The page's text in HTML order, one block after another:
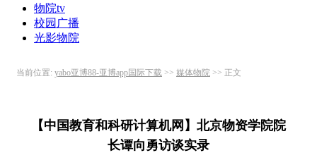
物院tv
校园广播
光影物院
当前位置: yabo亚博88-亚博app国际下载 >> 媒体物院 >> 正文
【中国教育和科研计算机网】北京物资学院院
长谭向勇访谈实录